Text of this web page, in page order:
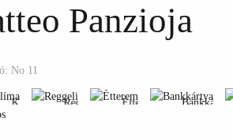
Panzioja
No 11
Klíma
Klíma Reggeli Étterem Bankkártya